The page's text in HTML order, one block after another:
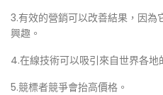
3.有效的營銷可以改善結果，因
興趣。
4.在線技術可以吸引來自世界各地
5.競標者競爭會抬高價格。